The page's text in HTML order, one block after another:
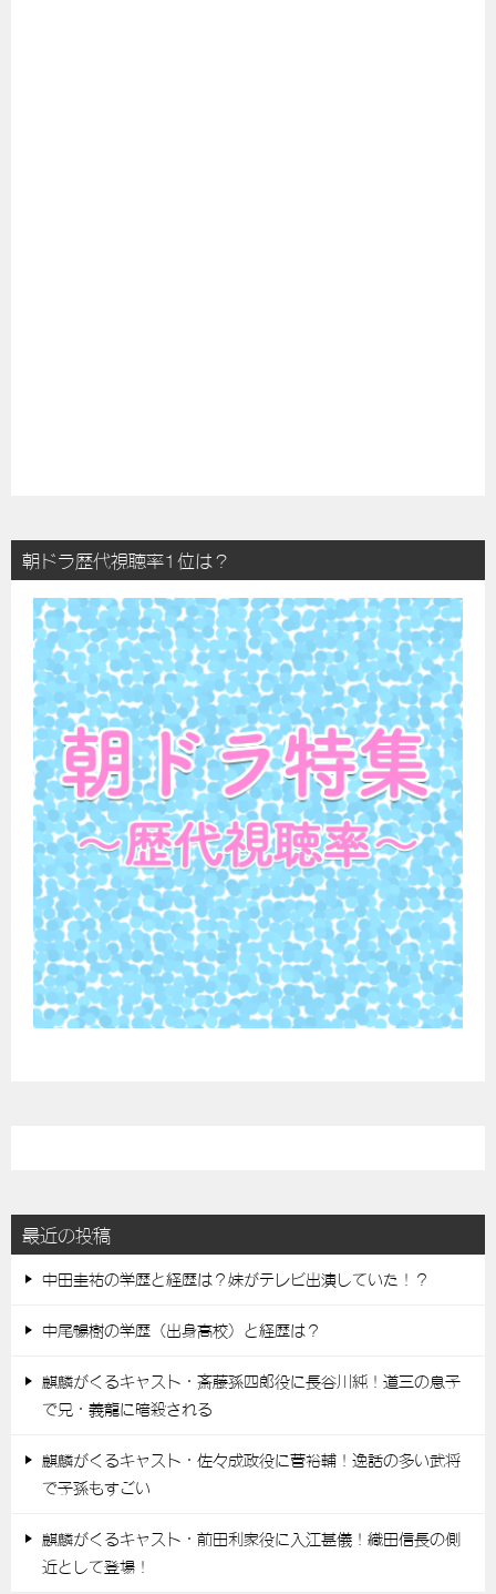
朝ドラ歴代視聴率1位は？
最近の投稿
中田圭祐の学歴と経歴は？妹がテレビ出演していた！？
中尾暢樹の学歴（出身高校）と経歴は？
麒麟がくるキャスト・斎藤孫四郎役に長谷川純！道三の息子
で兄・義龍に暗殺される
麒麟がくるキャスト・佐々成政役に菅裕輔！逸話の多い武将
で子孫もすごい
麒麟がくるキャスト・前田利家役に入江甚儀！織田信長の側
近として登場！